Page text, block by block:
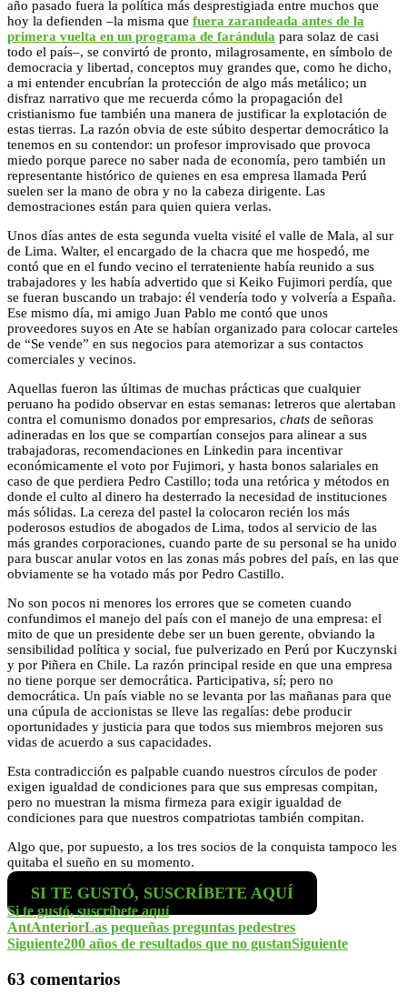
año pasado fuera la política más desprestigiada entre muchos que
hoy la defienden –la misma que fuera zarandeada antes de la
primera vuelta en un programa de farándula para solaz de casi
todo el país–, se convirtó de pronto, milagrosamente, en símbolo de
democracia y libertad, conceptos muy grandes que, como he dicho,
a mi entender encubrían la protección de algo más metálico; un
disfraz narrativo que me recuerda cómo la propagación del
cristianismo fue también una manera de justificar la explotación de
estas tierras. La razón obvia de este súbito despertar democrático la
tenemos en su contendor: un profesor improvisado que provoca
miedo porque parece no saber nada de economía, pero también un
representante histórico de quienes en esa empresa llamada Perú
suelen ser la mano de obra y no la cabeza dirigente. Las
demostraciones están para quien quiera verlas.
Unos días antes de esta segunda vuelta visité el valle de Mala, al sur
de Lima. Walter, el encargado de la chacra que me hospedó, me
contó que en el fundo vecino el terrateniente había reunido a sus
trabajadores y les había advertido que si Keiko Fujimori perdía, que
se fueran buscando un trabajo: él vendería todo y volvería a España.
Ese mismo día, mi amigo Juan Pablo me contó que unos
proveedores suyos en Ate se habían organizado para colocar carteles
de “Se vende” en sus negocios para atemorizar a sus contactos
comerciales y vecinos.
Aquellas fueron las últimas de muchas prácticas que cualquier
peruano ha podido observar en estas semanas: letreros que alertaban
contra el comunismo donados por empresarios, chats de señoras
adineradas en los que se compartían consejos para alinear a sus
trabajadoras, recomendaciones en Linkedin para incentivar
económicamente el voto por Fujimori, y hasta bonos salariales en
caso de que perdiera Pedro Castillo; toda una retórica y métodos en
donde el culto al dinero ha desterrado la necesidad de instituciones
más sólidas. La cereza del pastel la colocaron recién los más
poderosos estudios de abogados de Lima, todos al servicio de las
más grandes corporaciones, cuando parte de su personal se ha unido
para buscar anular votos en las zonas más pobres del país, en las que
obviamente se ha votado más por Pedro Castillo.
No son pocos ni menores los errores que se cometen cuando
confundimos el manejo del país con el manejo de una empresa: el
mito de que un presidente debe ser un buen gerente, obviando la
sensibilidad política y social, fue pulverizado en Perú por Kuczynski
y por Piñera en Chile. La razón principal reside en que una empresa
no tiene porque ser democrática. Participativa, sí; pero no
democrática. Un país viable no se levanta por las mañanas para que
una cúpula de accionistas se lleve las regalías: debe producir
oportunidades y justicia para que todos sus miembros mejoren sus
vidas de acuerdo a sus capacidades.
Esta contradicción es palpable cuando nuestros círculos de poder
exigen igualdad de condiciones para que sus empresas compitan,
pero no muestran la misma firmeza para exigir igualdad de
condiciones para que nuestros compatriotas también compitan.
Algo que, por supuesto, a los tres socios de la conquista tampoco les
quitaba el sueño en su momento.
SI TE GUSTÓ, SUSCRÍBETE AQUÍ
Si te gustó, suscríbete aquí
AntAnteriorLas pequeñas preguntas pedestres
Siguiente200 años de resultados que no gustanSiguiente
63 comentarios